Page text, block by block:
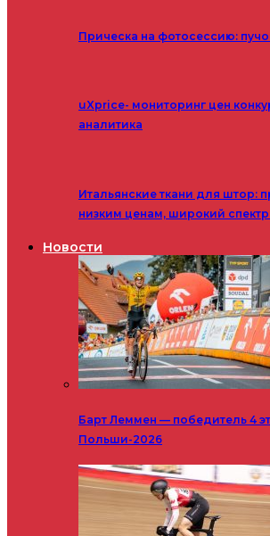
Прическа на фотосессию:
uXprice- мониторинг цен
аналитика
Итальянские ткани для штор:
низким ценам, широкий
Новости
Барт Леммен — победитель 4
Польши-2026